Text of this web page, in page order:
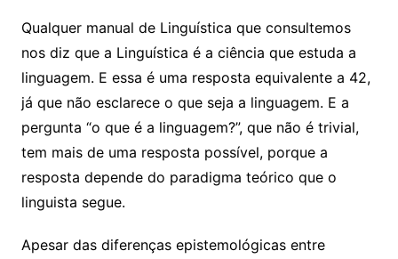
Qualquer manual de Linguística que consultemos
nos diz que a Linguística é a ciência que estuda a
linguagem. E essa é uma resposta equivalente a 42,
já que não esclarece o que seja a linguagem. E a
pergunta “o que é a linguagem?”, que não é trivial,
tem mais de uma resposta possível, porque a
resposta depende do paradigma teórico que o
linguista segue.
Apesar das diferenças epistemológicas entre